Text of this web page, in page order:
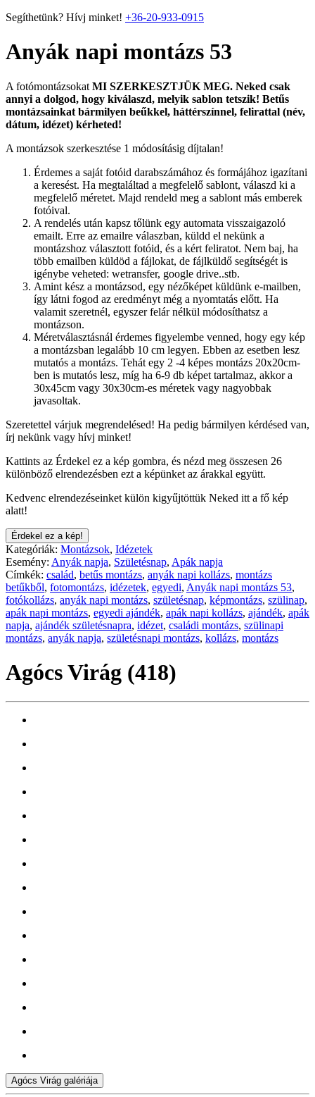
Segíthetünk? Hívj minket! +36-20-933-0915
Anyák napi montázs 53
A fotómontázsokat MI SZERKESZTJÜK MEG. Neked csak
annyi a dolgod, hogy kiválaszd, melyik sablon tetszik! Betűs
montázsainkat bármilyen beűkkel, háttérszínnel, felirattal (név,
dátum, idézet) kérheted!
A montázsok szerkesztése 1 módosításig díjtalan!
Érdemes a saját fotóid darabszámához és formájához igazítani
a keresést. Ha megtaláltad a megfelelő sablont, válaszd ki a
megfelelő méretet. Majd rendeld meg a sablont más emberek
fotóival.
A rendelés után kapsz tőlünk egy automata visszaigazoló
emailt. Erre az emailre válaszban, küldd el nekünk a
montázshoz választott fotóid, és a kért feliratot. Nem baj, ha
több emailben küldöd a fájlokat, de fájlküldő segítségét is
igénybe veheted: wetransfer, google drive..stb.
Amint kész a montázsod, egy nézőképet küldünk e-mailben,
így látni fogod az eredményt még a nyomtatás előtt. Ha
valamit szeretnél, egyszer felár nélkül módosíthatsz a
montázson.
Méretválasztásnál érdemes figyelembe venned, hogy egy kép
a montázsban legalább 10 cm legyen. Ebben az esetben lesz
mutatós a montázs. Tehát egy 2 -4 képes montázs 20x20cm-
ben is mutatós lesz, míg ha 6-9 db képet tartalmaz, akkor a
30x45cm vagy 30x30cm-es méretek vagy nagyobbak
javasoltak.
Szeretettel várjuk megrendelésed! Ha pedig bármilyen kérdésed van,
írj nekünk vagy hívj minket!
Kattints az Érdekel ez a kép gombra, és nézd meg összesen 26
különböző elrendezésben ezt a képünket az árakkal együtt.
Kedvenc elrendezéseinket külön kigyűjtöttük Neked itt a fő kép
alatt!
Érdekel ez a kép!
Kategóriák: Montázsok, Idézetek
Esemény: Anyák napja, Születésnap, Apák napja
Címkék: család, betűs montázs, anyák napi kollázs, montázs
betűkből, fotomontázs, idézetek, egyedi, Anyák napi montázs 53,
fotókollázs, anyák napi montázs, születésnap, képmontázs, szülinap,
apák napi montázs, egyedi ajándék, apák napi kollázs, ajándék, apák
napja, ajándék születésnapra, idézet, családi montázs, szülinapi
montázs, anyák napja, születésnapi montázs, kollázs, montázs
Agócs Virág (418)
Agócs Virág galériája